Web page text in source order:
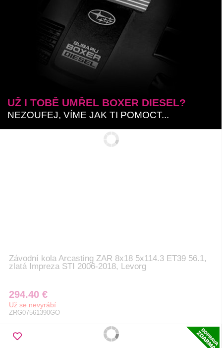
UŽ I TOBĚ UMŘEL BOXER DIESEL?
NEZOUFEJ, VÍME JAK TI POMOCT...
Závodní kola Arcasting ZAR 8x18 5x114.3 ET39 56.1,
zlatá Impreza STI 2006-2018, Levorg
294.40 €
Už se nevyrábí
ZRG07561390GO